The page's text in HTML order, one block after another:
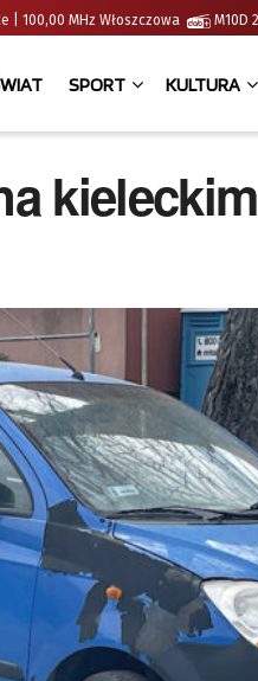
| 100,00 MHz Włoszczowa
SPORT KULTURA